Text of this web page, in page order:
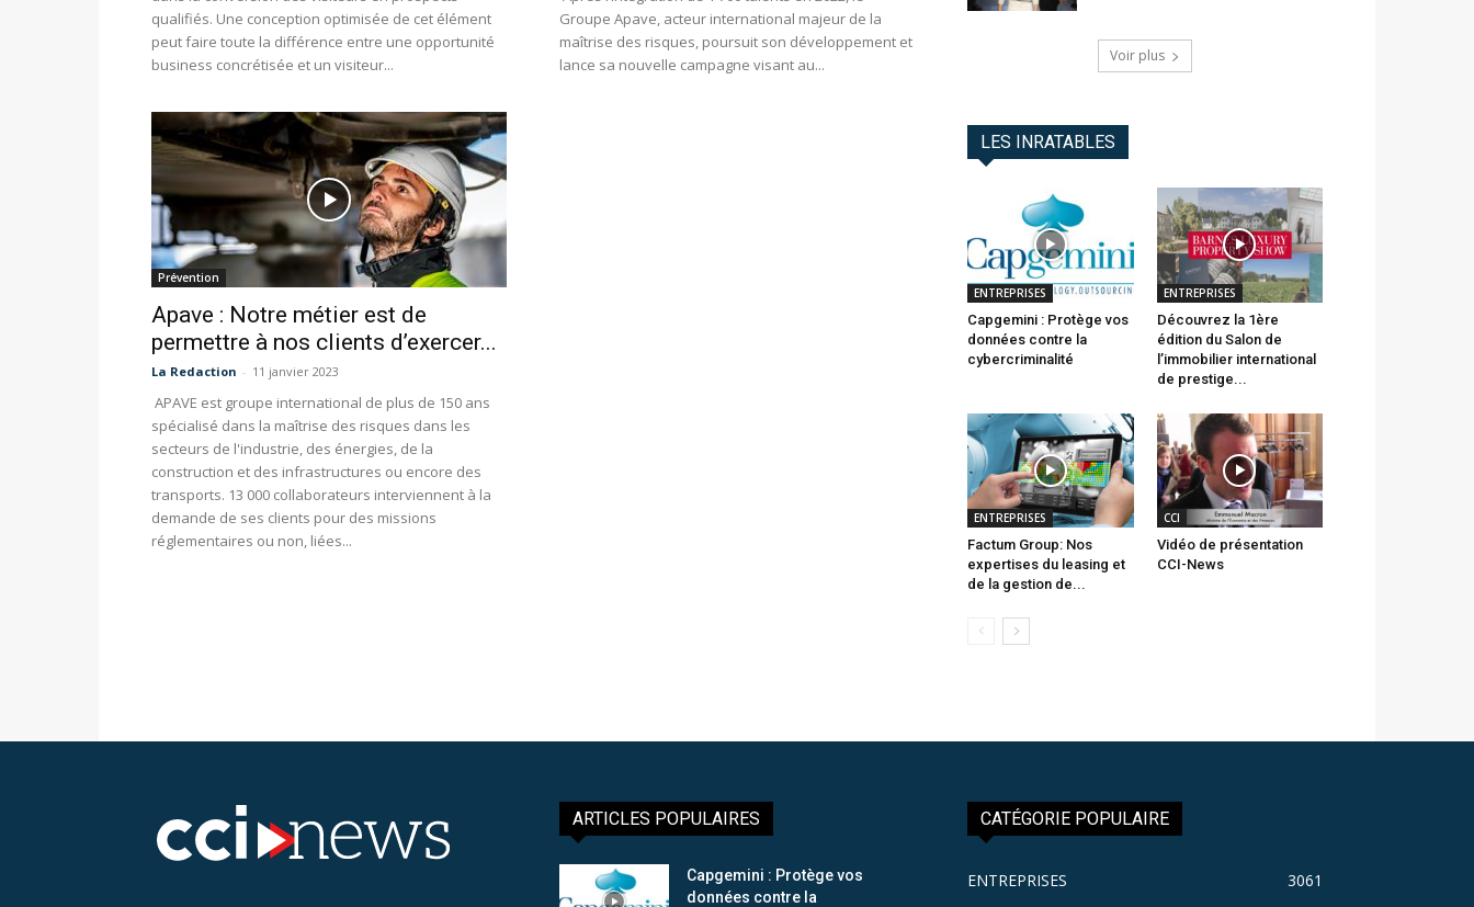
qualifiés. Une conception optimisée de cet élément
peut faire toute la différence entre une opportunité
business concrétisée et un visiteur...
Groupe Apave, acteur international majeur de la
maîtrise des risques, poursuit son développement et
lance sa nouvelle campagne visant au...
Prévention
Apave : Notre métier est de
permettre à nos clients d’exercer...
La Redaction - 11 janvier 2023
APAVE est groupe international de plus de 150 ans
spécialisé dans la maîtrise des risques dans les
secteurs de l'industrie, des énergies, de la
construction et des infrastructures ou encore des
transports. 13 000 collaborateurs interviennent à la
demande de ses clients pour des missions
réglementaires ou non, liées...
Voir plus
LES INRATABLES
ENTREPRISES
Capgemini : Protège vos
données contre la
cybercriminalité
ENTREPRISES
Découvrez la 1ère
édition du Salon de
l’immobilier international
de prestige...
ENTREPRISES
Factum Group: Nos
expertises du leasing et
de la gestion de...
CCI
Vidéo de présentation
CCI-News
ARTICLES POPULAIRES
Capgemini : Protège vos
données contre la
CATÉGORIE POPULAIRE
ENTREPRISES
3061